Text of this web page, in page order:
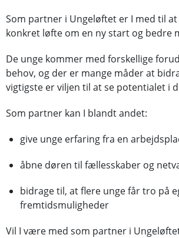
Som partner i Ungeløftet er I med til
konkret løfte om en ny start og bedre
De unge kommer med forskellige
behov, og der er mange måder at
vigtigste er viljen til at se potentialet i
Som partner kan I blandt andet:
give unge erfaring fra en
åbne døren til fællesskaber og
bidrage til, at flere unge får tro på
fremtidsmuligheder
Vil I være med som partner i